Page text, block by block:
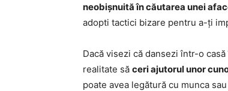
neobișnuită în căutarea unei
adopti tactici bizare pentru a-ți
Dacă visezi că dansezi într-o
realitate să ceri ajutorul unor
poate avea legătură cu munca